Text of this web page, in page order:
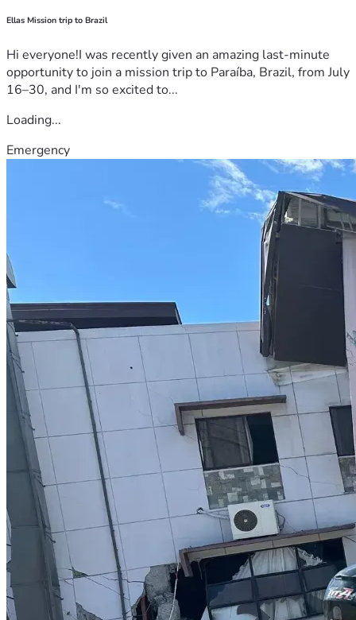
Ellas Mission trip to Brazil
Hi everyone!I was recently given an amazing last-minute
opportunity to join a mission trip to Paraíba, Brazil, from July
16–30, and I'm so excited to...
Loading...
Emergency